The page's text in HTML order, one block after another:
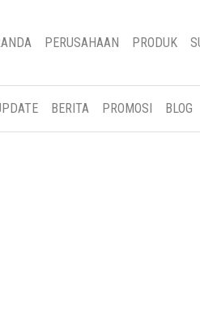
(CURRENT)
PERUSAHAAN PRODUK
BERITA PROMOSI BLOG